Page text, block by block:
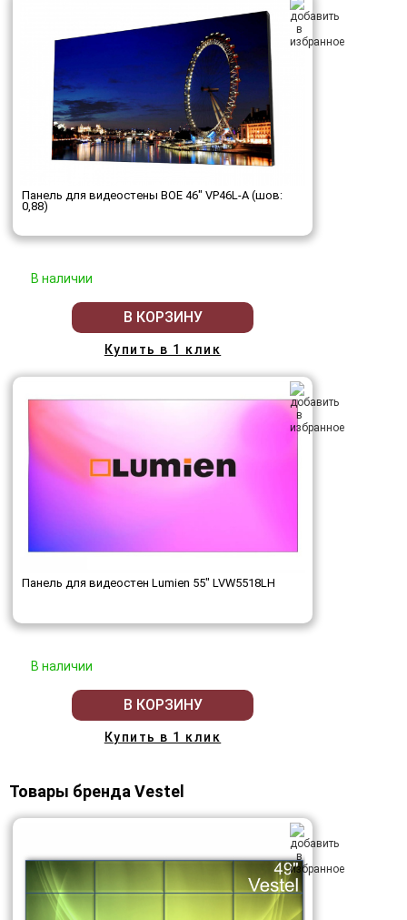
Панель для видеостены BOE 46" VP46L-A (шов:
0,88)
В наличии
В КОРЗИНУ
Купить в 1 клик
Панель для видеостен Lumien 55" LVW5518LH
В наличии
В КОРЗИНУ
Купить в 1 клик
Товары бренда Vestel